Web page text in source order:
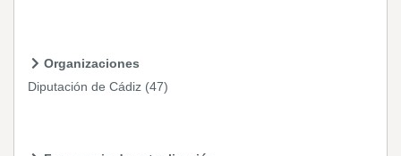
Organizaciones
Diputación de Cádiz (47)